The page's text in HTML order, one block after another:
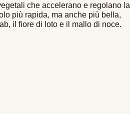
che accelerano e regolano la
più rapida, ma anche più bella,
il fiore di loto e il mallo di noce.